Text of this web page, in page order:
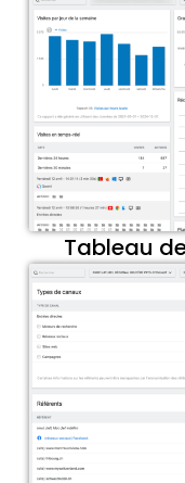
Tableau